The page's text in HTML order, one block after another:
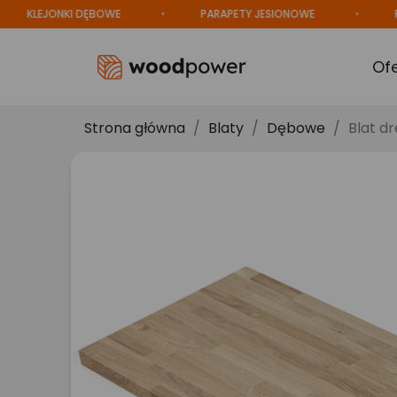
DĘBOWE PARAPETY JESIONOWE
Strona główna Blaty Dębowe Blat